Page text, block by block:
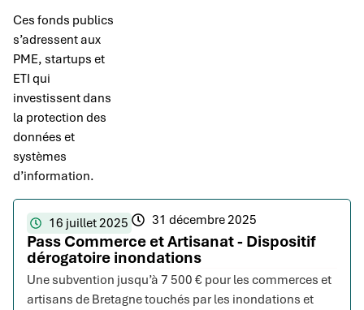
Ces fonds publics
s’adressent aux
PME, startups et
ETI qui
investissent dans
la protection des
données et
systèmes
d’information.
16 juillet 2025 31 décembre 2025
Pass Commerce et Artisanat - Dispositif
dérogatoire inondations
Une subvention jusqu’à 7 500 € pour les commerces et
artisans de Bretagne touchés par les inondations et